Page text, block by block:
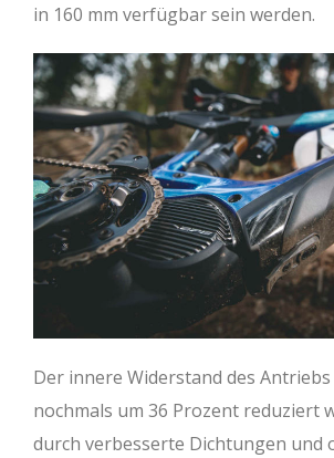
in 160 mm verfügbar sein werden.
Der innere Widerstand des
nochmals um 36 Prozent reduziert
durch verbesserte Dichtungen und